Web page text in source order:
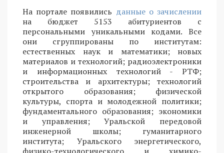
На портале появились данные о зачислении
на бюджет 5153 абитуриентов с
персональными уникальными кодами. Все
они сгруппированы по институтам:
естественных наук и математики; новых
материалов и технологий; радиоэлектроники
и информационных технологий - РТФ;
строительства и архитектуры; технологий
открытого образования; физической
культуры, спорта и молодежной политики;
фундаментального образования; экономики
и управления; Уральской передовой
инженерной школы; гуманитарного
института; Уральского энергетического,